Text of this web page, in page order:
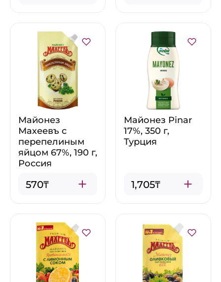
Майонез
Махеевъ с
перепелиным
яйцом 67%, 190 г,
Россия
570₸
Майонез Pinar
17%, 350 г,
Турция
1,705₸